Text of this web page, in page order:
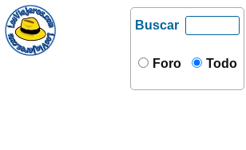
Buscar
Foro Todo